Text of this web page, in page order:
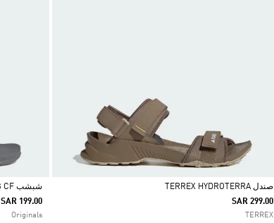
Selected
صندل TERREX HYDROTERRA
SAR 299.00
TERREX
Selected
شبشب ADILETTE OG CF
SAR 199.00
Originals